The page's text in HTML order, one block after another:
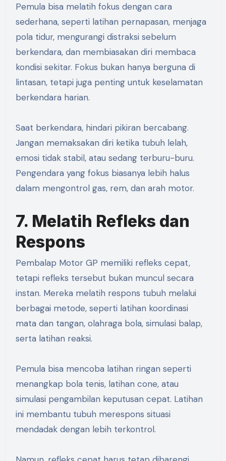
Pemula bisa melatih fokus dengan cara
sederhana, seperti latihan pernapasan, menjaga
pola tidur, mengurangi distraksi sebelum
berkendara, dan membiasakan diri membaca
kondisi sekitar. Fokus bukan hanya berguna di
lintasan, tetapi juga penting untuk keselamatan
berkendara harian.
Saat berkendara, hindari pikiran bercabang.
Jangan memaksakan diri ketika tubuh lelah,
emosi tidak stabil, atau sedang terburu-buru.
Pengendara yang fokus biasanya lebih halus
dalam mengontrol gas, rem, dan arah motor.
7. Melatih Refleks dan
Respons
Pembalap Motor GP memiliki refleks cepat,
tetapi refleks tersebut bukan muncul secara
instan. Mereka melatih respons tubuh melalui
berbagai metode, seperti latihan koordinasi
mata dan tangan, olahraga bola, simulasi balap,
serta latihan reaksi.
Pemula bisa mencoba latihan ringan seperti
menangkap bola tenis, latihan cone, atau
simulasi pengambilan keputusan cepat. Latihan
ini membantu tubuh merespons situasi
mendadak dengan lebih terkontrol.